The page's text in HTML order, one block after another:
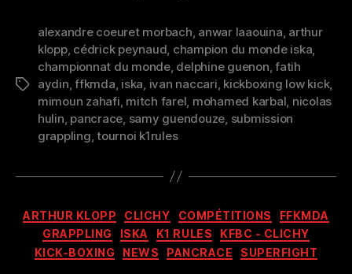
Étiquettes
alexandre coeuret morbach, anwar laaouina, arthur
klopp, cédrick peynaud, champion du monde iska,
championnat du monde, delphine guenon,fatih
aydin,ffkmda, iska, ivan naccari, kickboxing low kick,
mimoun zahafi, mitch farel, mohamed karbal, nicolas
hulin, pancrace, samy guendouze, submission
grappling,tournoi k1rules
Catégories
ARTHUR KLOPP CLICHY COMPÉTITIONS
FFKMDA
GRAPPLING
ISKA K1 RULES
KFBC - CLICHY
KICK-BOXING
NEWS PANCRACE SUPERFIGHT